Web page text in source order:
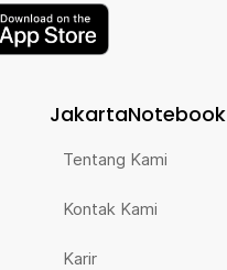
JakartaNotebook
Tentang Kami
Kontak Kami
Karir